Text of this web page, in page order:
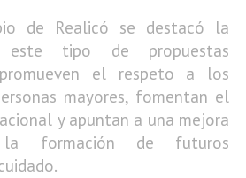
de Realicó se destacó la
este tipo de propuestas
el respeto a los
mayores, fomentan el
y apuntan a una mejora
formación de futuros